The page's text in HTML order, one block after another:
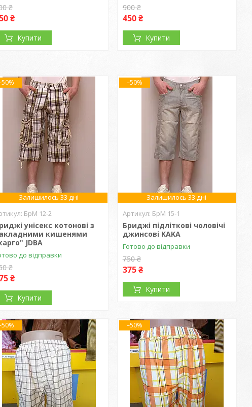
₴
₴
Купити
900 ₴
450 ₴
Купити
Залишилось 33 дні
БрМ 12-2
унісекс котонові з
кишенями
JDBA
до відправки
₴
₴
Купити
–50%
Залишилось 33 дні
БрМ 15-1
Бриджі підліткові чоловічі
джинсові KAKA
Готово до відправки
750 ₴
375 ₴
Купити
–50%